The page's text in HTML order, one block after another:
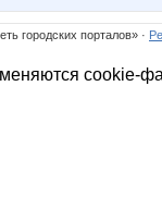
городских порталов» ·
cookie-